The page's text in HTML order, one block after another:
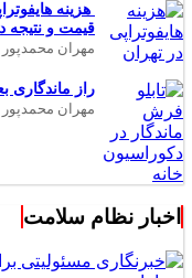
هزینه
قیمت و نتیجه
مهران
راز ماندگاری
مهران
اخبار نظام سلامت